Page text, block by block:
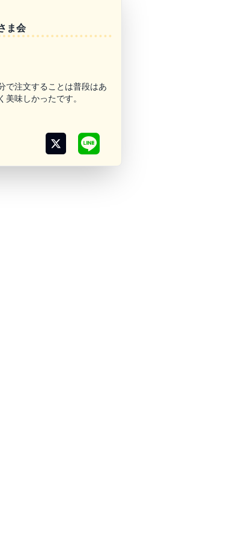
ま会
で注文することは普段はあ
味しかったです。